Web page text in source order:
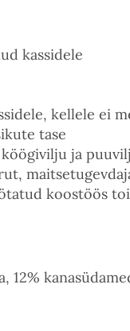
kassidele
kellele ei
tase
ja
koostöös
12%